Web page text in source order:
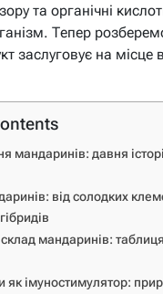
та органічні
Тепер
заслуговує на місце
мандаринів: давня
від солодких
мандаринів:
як імуностимулятор: